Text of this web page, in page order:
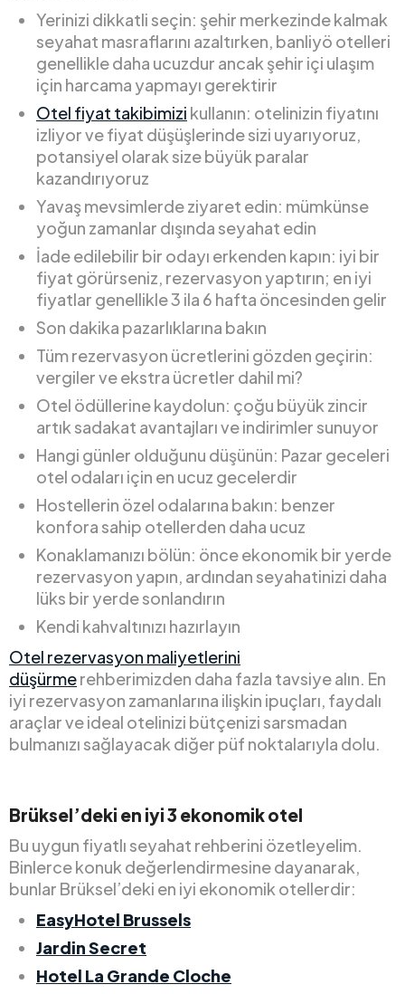
Yerinizi dikkatli seçin: şehir merkezinde kalmak
seyahat masraflarını azaltırken, banliyö otelleri
genellikle daha ucuzdur ancak şehir içi ulaşım
için harcama yapmayı gerektirir
Otel fiyat takibimizi kullanın: otelinizin fiyatını
izliyor ve fiyat düşüşlerinde sizi uyarıyoruz,
potansiyel olarak size büyük paralar
kazandırıyoruz
Yavaş mevsimlerde ziyaret edin: mümkünse
yoğun zamanlar dışında seyahat edin
İade edilebilir bir odayı erkenden kapın: iyi bir
fiyat görürseniz, rezervasyon yaptırın; en iyi
fiyatlar genellikle 3 ila 6 hafta öncesinden gelir
Son dakika pazarlıklarına bakın
Tüm rezervasyon ücretlerini gözden geçirin:
vergiler ve ekstra ücretler dahil mi?
Otel ödüllerine kaydolun: çoğu büyük zincir
artık sadakat avantajları ve indirimler sunuyor
Hangi günler olduğunu düşünün: Pazar geceleri
otel odaları için en ucuz gecelerdir
Hostellerin özel odalarına bakın: benzer
konfora sahip otellerden daha ucuz
Konaklamanızı bölün: önce ekonomik bir yerde
rezervasyon yapın, ardından seyahatinizi daha
lüks bir yerde sonlandırın
Kendi kahvaltınızı hazırlayın
Otel rezervasyon maliyetlerini
düşürmerehberimizden daha fazla tavsiye alın. En
iyi rezervasyon zamanlarına ilişkin ipuçları, faydalı
araçlar ve ideal otelinizi bütçenizi sarsmadan
bulmanızı sağlayacak diğer püf noktalarıyla dolu.
Brüksel’deki en iyi 3 ekonomik otel
Bu uygun fiyatlı seyahat rehberini özetleyelim.
Binlerce konuk değerlendirmesine dayanarak,
bunlar Brüksel’deki en iyi ekonomik otellerdir:
EasyHotel Brussels
Jardin Secret
Hotel La Grande Cloche